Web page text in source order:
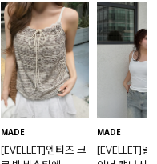
MADE
[EVELLET]엔티즈 크
MADE
[EVELLET]델